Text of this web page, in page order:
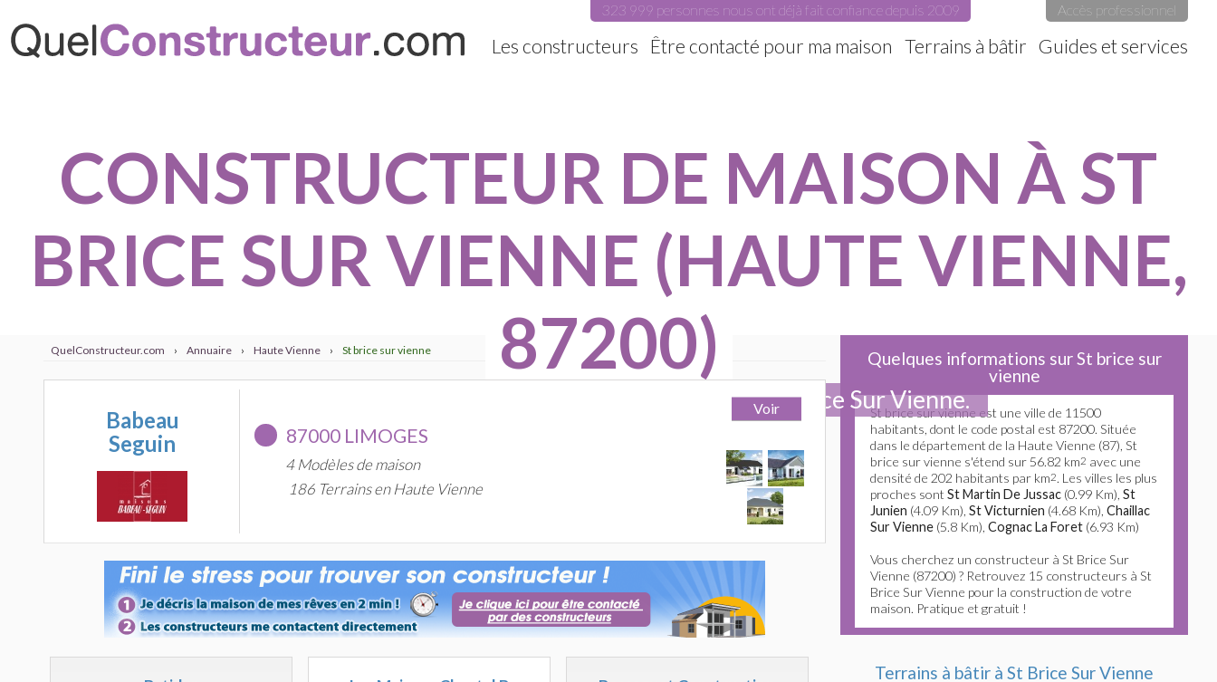
323 999 personnes nous ont déjà fait confiance depuis 2009 Accès professionnel
Les constructeurs Être contacté pour ma maison Terrains à bâtir Guides et services
CONSTRUCTEUR DE MAISON À ST
BRICE SUR VIENNE (HAUTE VIENNE,
87200)
15 constructeurs et 15 agences référencés pour St Brice Sur Vienne.
QuelConstructeur.com › Annuaire › Haute Vienne › St brice sur vienne
Babeau
Seguin
87000 LIMOGES
4 Modèles de maison
186 Terrains en Haute Vienne
Quelques informations sur St brice sur
vienne
St brice sur vienne est une ville de 11500
habitants, dont le code postal est 87200. Située
dans le département de la Haute Vienne (87), St
brice sur vienne s'étend sur 56.82 km2 avec une
densité de 202 habitants par km2. Les villes les plus
proches sontSt Martin De Jussac (0.99 Km),St
Junien (4.09 Km),St Victurnien (4.68 Km),Chaillac
Sur Vienne (5.8 Km),Cognac La Foret (6.93 Km)
Vous cherchez un constructeur à St Brice Sur
Vienne (87200) ? Retrouvez 15 constructeurs à St
Brice Sur Vienne pour la construction de votre
maison. Pratique et gratuit !
Terrains à bâtir à St Brice Sur Vienne